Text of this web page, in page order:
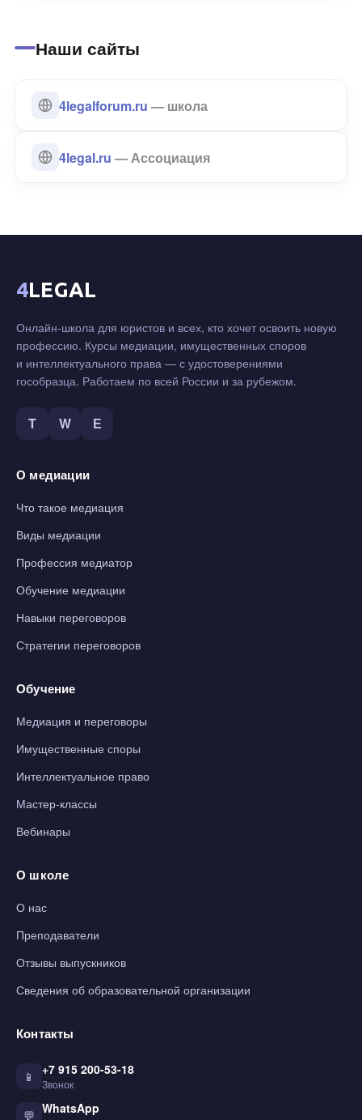
Наши сайты
4legalforum.ru — школа
4legal.ru — Ассоциация
4LEGAL
Онлайн-школа для юристов и всех, кто хочет освоить новую
профессию. Курсы медиации, имущественных споров
и интеллектуального права — с удостоверениями
гособразца. Работаем по всей России и за рубежом.
T W Е
О медиации
Что такое медиация
Виды медиации
Профессия медиатор
Обучение медиации
Навыки переговоров
Стратегии переговоров
Обучение
Медиация и переговоры
Имущественные споры
Интеллектуальное право
Мастер-классы
Вебинары
О школе
О нас
Преподаватели
Отзывы выпускников
Сведения об образовательной организации
Контакты
📱 +7 915 200-53-18
Звонок
💬 WhatsApp